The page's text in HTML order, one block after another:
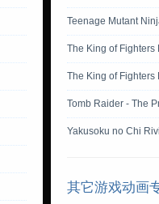
Teenage Mutant
The King of Fighters
The King of Fighters
Tomb Raider - The
Yakusoku no Chi
其它游戏动画